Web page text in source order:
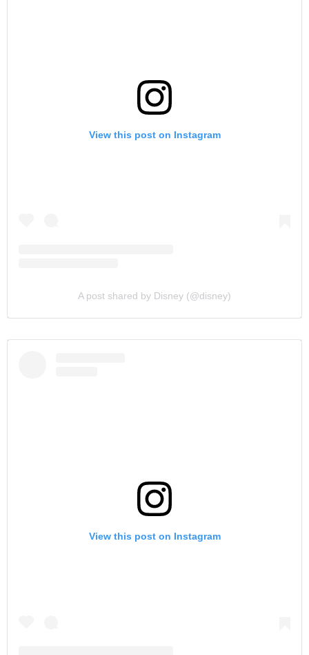
View this post on Instagram
A post shared by Disney (@disney)
View this post on Instagram